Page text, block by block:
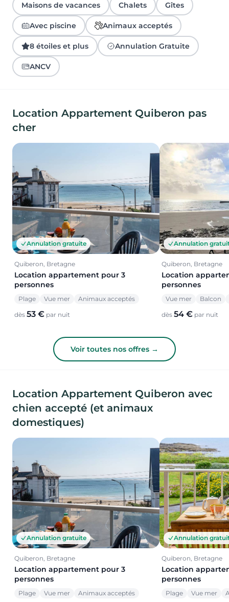
Maisons de vacances Chalets Gîtes
Avec piscine Animaux acceptés
8 étoiles et plus Annulation Gratuite
ANCV
Location Appartement Quiberon pas
cher
Annulation gratuite
Quiberon, Bretagne
Location appartement pour 3
personnes
Plage Vue mer Animaux acceptés
dès 53 € par nuit
Annulation
Quiberon, Bretagne
Location
personnes
Vue mer Balcon
dès 54 € par nuit
Voir toutes nos offres →
Location Appartement Quiberon avec
chien accepté (et animaux
domestiques)
Annulation gratuite
Quiberon, Bretagne
Location appartement pour 3
personnes
Plage Vue mer Animaux acceptés
Annulation
Quiberon, Bretagne
Location
personnes
Plage Vue mer